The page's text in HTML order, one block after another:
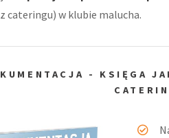
cateringu) w klubie malucha.
- KSIĘGA